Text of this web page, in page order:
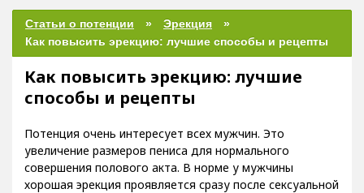
Статьи о потенции
Эрекция
Как повысить эрекцию: лучшие способы и рецепты
Как повысить эрекцию: лучшие
способы и рецепты
Потенция очень интересует всех мужчин. Это
увеличение размеров пениса для нормального
совершения полового акта. В норме у мужчины
хорошая эрекция проявляется сразу после сексуальной